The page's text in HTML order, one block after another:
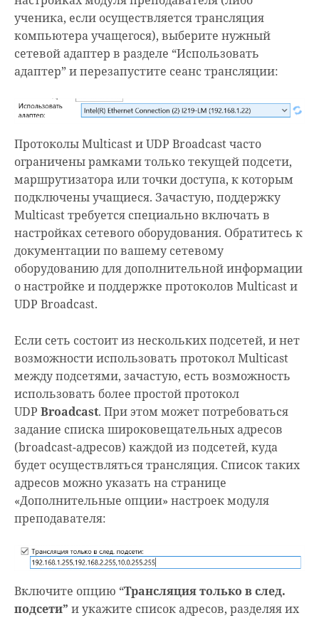
ученика, если осуществляется трансляция
компьютера учащегося), выберите нужный
сетевой адаптер в разделе “Использовать
адаптер” и перезапустите сеанс трансляции:
Протоколы Multicast и UDP Broadcast часто
ограничены рамками только текущей подсети,
маршрутизатора или точки доступа, к которым
подключены учащиеся. Зачастую, поддержку
Multicast требуется специально включать в
настройках сетевого оборудования. Обратитесь к
документации по вашему сетевому
оборудованию для дополнительной информации
о настройке и поддержке протоколов Multicast и
UDP Broadcast.
Если сеть состоит из нескольких подсетей, и нет
возможности использовать протокол Multicast
между подсетями, зачастую, есть возможность
использовать более простой протокол
UDP Broadcast. При этом может потребоваться
задание списка широковещательных адресов
(broadcast-адресов) каждой из подсетей, куда
будет осуществляться трансляция. Список таких
адресов можно указать на странице
«Дополнительные опции» настроек модуля
преподавателя:
Включите опцию “Трансляция только в след.
подсети” и укажите список адресов, разделяя их